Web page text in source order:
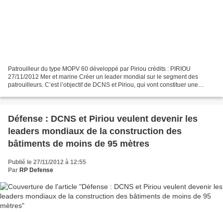
Patrouilleur du type MOPV 60 développé par Piriou crédits : PIRIOU
27/11/2012 Mer et marine Créer un leader mondial sur le segment des
patrouilleurs. C’est l’objectif de DCNS et Piriou, qui vont constituer une
Défense : DCNS et Piriou veulent devenir les
leaders mondiaux de la construction des
bâtiments de moins de 95 mètres
Publié le 27/11/2012 à 12:55
Par RP Defense